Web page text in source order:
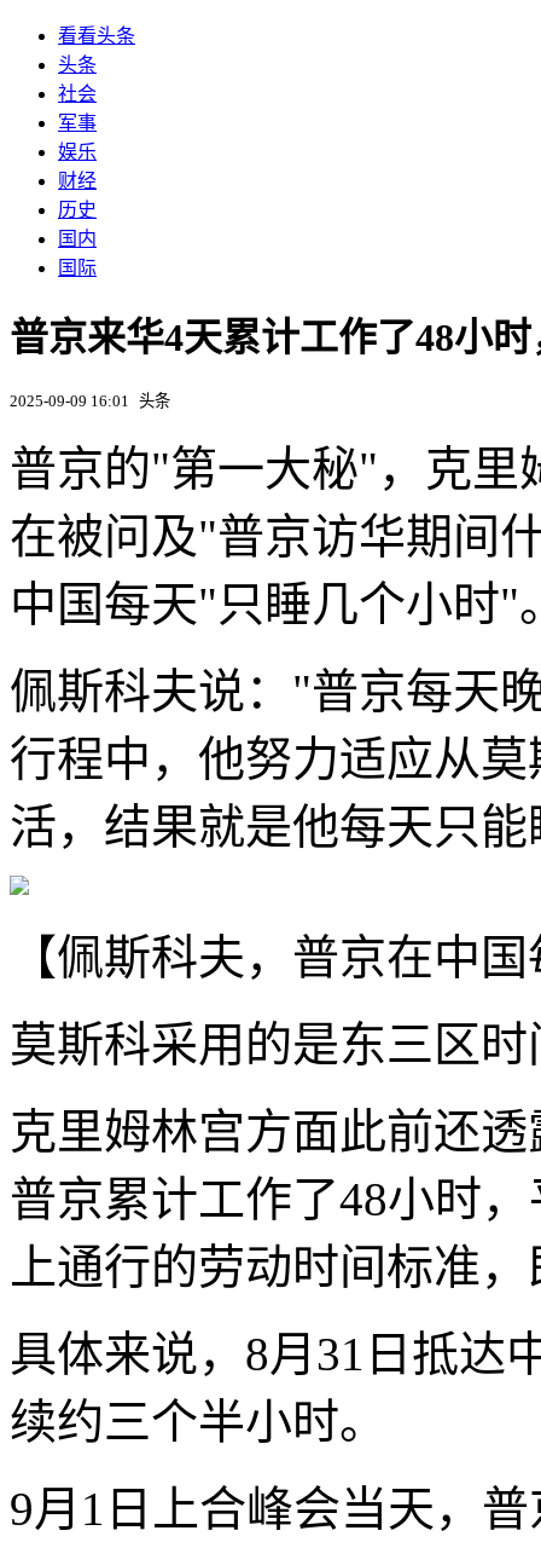
看看头条
头条
社会
军事
娱乐
财经
历史
国内
国际
普京来华4天累计工作了48小
2025-09-09 16:01 头条
普京的"第一大秘"，克里
在被问及"普京访华期间
中国每天"只睡几个小时"
佩斯科夫说："普京每天
行程中，他努力适应从
活，结果就是他每天只
【佩斯科夫，普京在中
莫斯科采用的是东三区
克里姆林宫方面此前还
普京累计工作了48小时
上通行的劳动时间标准
具体来说，8月31日抵达
续约三个半小时。
9月1日上合峰会当天，